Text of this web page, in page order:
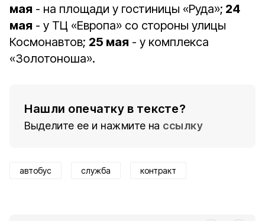
мая - на площади у гостиницы «Руда»; 24
мая - у ТЦ «Европа» со стороны улицы
Космонавтов; 25 мая - у комплекса
«Золотоноша».
Нашли опечатку в тексте?
Выделите ее и нажмите на ссылку
автобус служба контракт